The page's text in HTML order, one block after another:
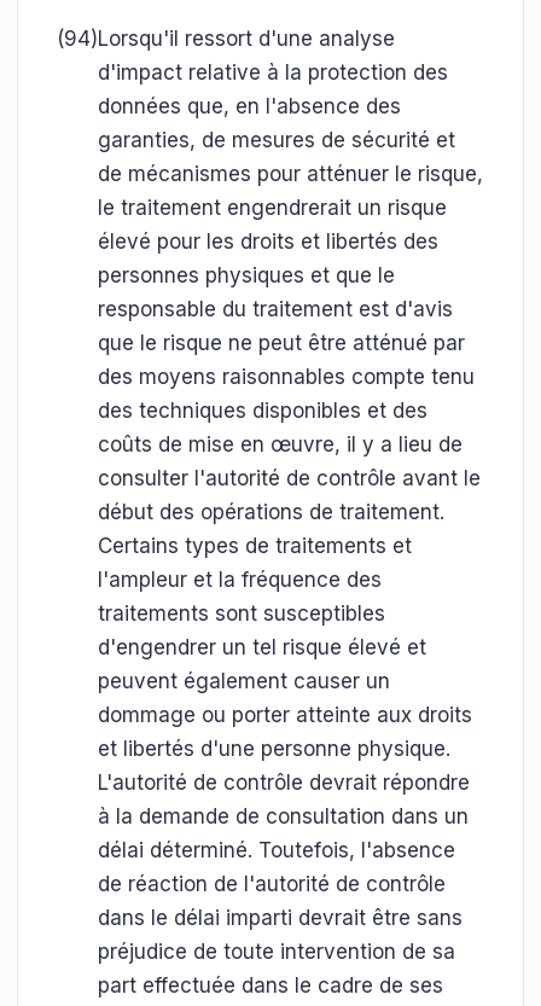
(94)Lorsqu'il ressort d'une analyse
d'impact relative à la protection des
données que, en l'absence des
garanties, de mesures de sécurité et
de mécanismes pour atténuer le risque,
le traitement engendrerait un risque
élevé pour les droits et libertés des
personnes physiques et que le
responsable du traitement est d'avis
que le risque ne peut être atténué par
des moyens raisonnables compte tenu
des techniques disponibles et des
coûts de mise en œuvre, il y a lieu de
consulter l'autorité de contrôle avant le
début des opérations de traitement.
Certains types de traitements et
l'ampleur et la fréquence des
traitements sont susceptibles
d'engendrer un tel risque élevé et
peuvent également causer un
dommage ou porter atteinte aux droits
et libertés d'une personne physique.
L'autorité de contrôle devrait répondre
à la demande de consultation dans un
délai déterminé. Toutefois, l'absence
de réaction de l'autorité de contrôle
dans le délai imparti devrait être sans
préjudice de toute intervention de sa
part effectuée dans le cadre de ses